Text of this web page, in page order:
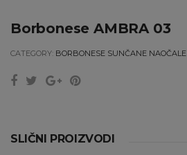
Borbonese AMBRA 03
CATEGORY: BORBONESE SUNČANE NAOČALE
SLIČNI PROIZVODI